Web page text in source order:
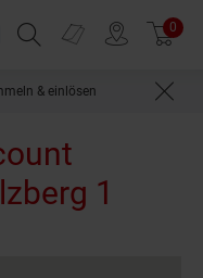
Suchfeld einblenden
Prospekte 0
& einlösen
1